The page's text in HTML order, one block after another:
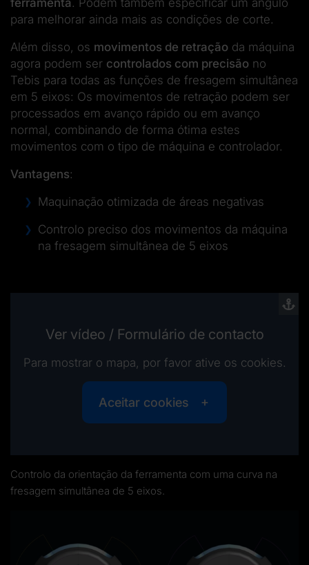
para melhorar ainda mais as condições de corte.
Além disso, os movimentos de retração da máquina
agora podem ser controlados com precisão no
Tebis para todas as funções de fresagem simultânea
em 5 eixos: Os movimentos de retração podem ser
processados em avanço rápido ou em avanço
normal, combinando de forma ótima estes
movimentos com o tipo de máquina e controlador.
Vantagens:
Maquinação otimizada de áreas negativas
Controlo preciso dos movimentos da máquina
na fresagem simultânea de 5 eixos
Ver vídeo / Formulário de contacto
Para mostrar o mapa, por favor ative os cookies.
Aceitar cookies
Controlo da orientação da ferramenta com uma curva na
fresagem simultânea de 5 eixos.